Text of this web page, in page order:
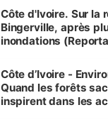
(Alassane Ouattara
Côte d'Ivoire. Sur la
Bingerville, après
inondations
Côte d’Ivoire -
Quand les forêts
inspirent dans les